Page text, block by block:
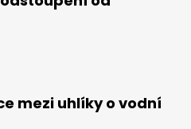
mezi uhlíky o vodní